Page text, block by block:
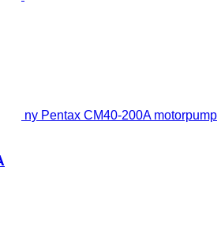
ny Pentax CM40-200A motorpump